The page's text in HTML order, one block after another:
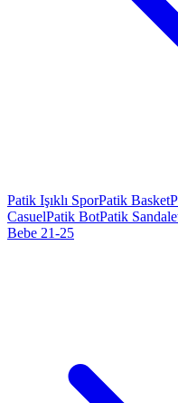
Patik Işıklı SporPatik Basket
CasuelPatik BotPatik
Bebe 21-25